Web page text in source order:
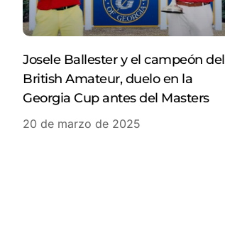
Josele Ballester y el campeón del
British Amateur, duelo en la
Georgia Cup antes del Masters
20 de marzo de 2025